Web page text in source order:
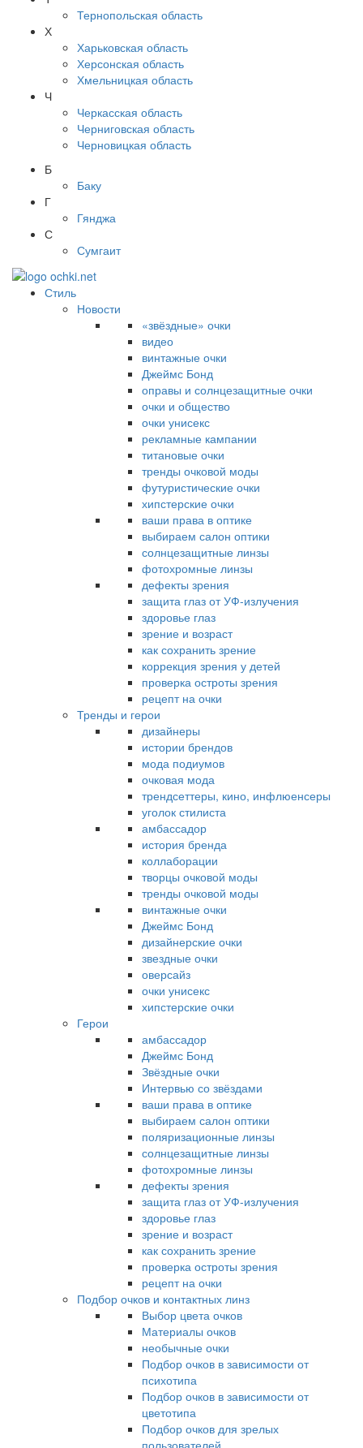
Тернопольская область
Х
Харьковская область
Херсонская область
Хмельницкая область
Ч
Черкасская область
Черниговская область
Черновицкая область
Б
Баку
Г
Гянджа
С
Сумгаит
Стиль
Новости
«звёздные» очки
видео
винтажные очки
Джеймс Бонд
оправы и солнцезащитные очки
очки и общество
очки унисекс
рекламные кампании
титановые очки
тренды очковой моды
футуристические очки
хипстерские очки
ваши права в оптике
выбираем салон оптики
солнцезащитные линзы
фотохромные линзы
дефекты зрения
защита глаз от УФ-излучения
здоровье глаз
зрение и возраст
как сохранить зрение
коррекция зрения у детей
проверка остроты зрения
рецепт на очки
Тренды и герои
дизайнеры
истории брендов
мода подиумов
очковая мода
трендсеттеры, кино, инфлюенсеры
уголок стилиста
амбассадор
история бренда
коллаборации
творцы очковой моды
тренды очковой моды
винтажные очки
Джеймс Бонд
дизайнерские очки
звездные очки
оверсайз
очки унисекс
хипстерские очки
Герои
амбассадор
Джеймс Бонд
Звёздные очки
Интервью со звёздами
ваши права в оптике
выбираем салон оптики
поляризационные линзы
солнцезащитные линзы
фотохромные линзы
дефекты зрения
защита глаз от УФ-излучения
здоровье глаз
зрение и возраст
как сохранить зрение
проверка остроты зрения
рецепт на очки
Подбор очков и контактных линз
Выбор цвета очков
Материалы очков
необычные очки
Подбор очков в зависимости от
психотипа
Подбор очков в зависимости от
цветотипа
Подбор очков для зрелых